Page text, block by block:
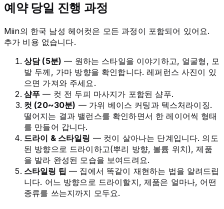
예약 당일 진행 과정
Miin의 한국 남성 헤어컷은 모든 과정이 포함되어 있어요.
추가 비용 없습니다.
상담 (5분) — 원하는 스타일을 이야기하고, 얼굴형, 모
발 두께, 가마 방향을 확인합니다. 레퍼런스 사진이 있
으면 가져와 주세요.
샴푸 — 컷 전 두피 마사지가 포함된 샴푸.
컷 (20~30분) — 가위 베이스 커팅과 텍스처라이징.
떨어지는 결과 밸런스를 확인하면서 한 레이어씩 형태
를 만들어 갑니다.
드라이 & 스타일링 — 컷이 살아나는 단계입니다. 의도
된 방향으로 드라이하고(뿌리 방향, 볼륨 위치), 제품
을 발라 완성된 모습을 보여드려요.
스타일링 팁 — 집에서 똑같이 재현하는 법을 알려드립
니다. 어느 방향으로 드라이할지, 제품은 얼마나, 어떤
종류를 쓰는지까지 모두요.